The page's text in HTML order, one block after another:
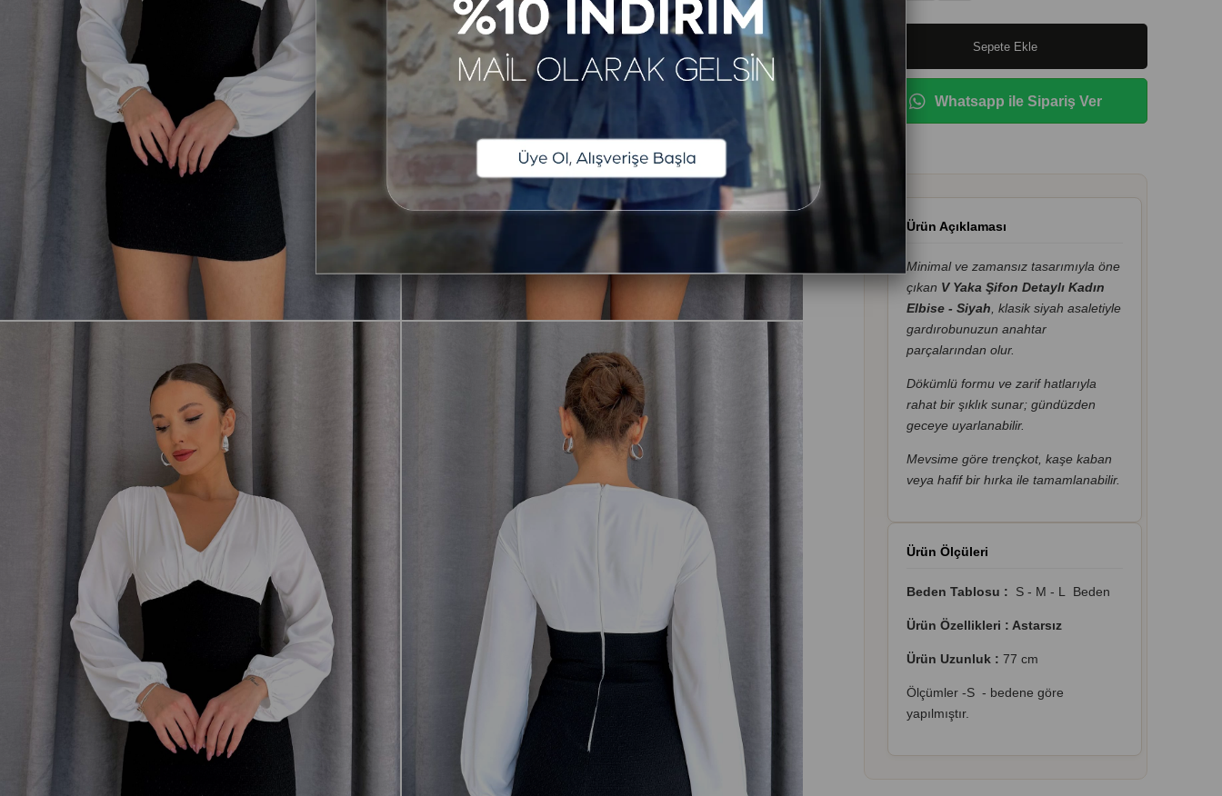
Whatsapp ile Sipariş Ver
Ürün Açıklaması
Minimal ve zamansız tasarımıyla öne
çıkan V Yaka Şifon Detaylı Kadın
Elbise - Siyah , klasik siyah asaletiyle
gardırobunuzun anahtar
parçalarından olur.
Dökümlü formu ve zarif hatlarıyla
rahat bir şıklık sunar; gündüzden
geceye uyarlanabilir.
Mevsime göre trençkot, kaşe kaban
veya hafif bir hırka ile tamamlanabilir.
Ürün Ölçüleri
Beden Tablosu : S - M - L Beden
Ürün Özellikleri : Astarsız
Ürün Uzunluk : 77 cm
Ölçümler -S - bedene göre
yapılmıştır.